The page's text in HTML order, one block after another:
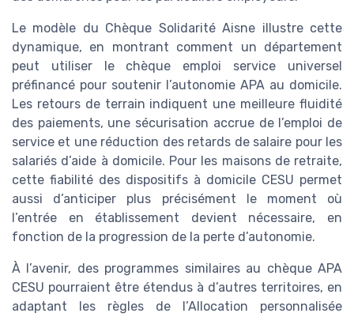
Le modèle du Chèque Solidarité Aisne illustre cette
dynamique, en montrant comment un département
peut utiliser le chèque emploi service universel
préfinancé pour soutenir l’autonomie APA au domicile.
Les retours de terrain indiquent une meilleure fluidité
des paiements, une sécurisation accrue de l’emploi de
service et une réduction des retards de salaire pour les
salariés d’aide à domicile. Pour les maisons de retraite,
cette fiabilité des dispositifs à domicile CESU permet
aussi d’anticiper plus précisément le moment où
l’entrée en établissement devient nécessaire, en
fonction de la progression de la perte d’autonomie.
À l’avenir, des programmes similaires au chèque APA
CESU pourraient être étendus à d’autres territoires, en
adaptant les règles de l’Allocation personnalisée